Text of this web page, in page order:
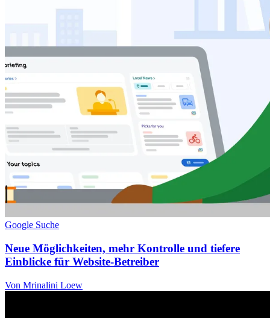
Google Suche
Neue Möglichkeiten, mehr Kontrolle und tiefere
Einblicke für Website-Betreiber
Von Mrinalini Loew